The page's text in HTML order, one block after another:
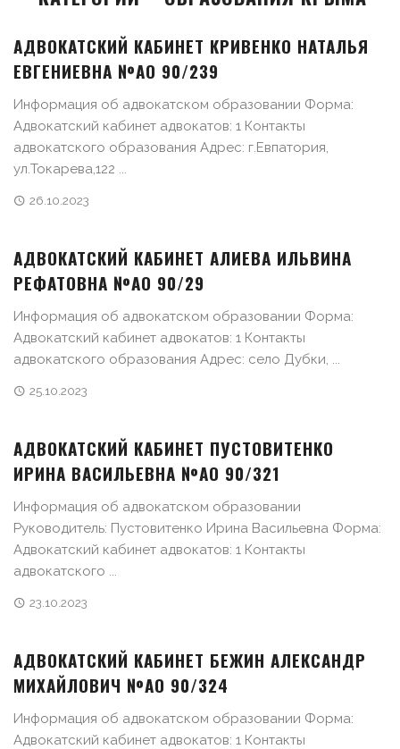
АДВОКАТСКИЙ КАБИНЕТ КРИВЕНКО НАТАЛЬЯ
ЕВГЕНИЕВНА №АО 90/239
Информация об адвокатском образовании Форма:
Адвокатский кабинет адвокатов: 1 Контакты
адвокатского образования Адрес: г.Евпатория,
ул.Токарева,122 ...
26.10.2023
АДВОКАТСКИЙ КАБИНЕТ АЛИЕВА ИЛЬВИНА
РЕФАТОВНА №АО 90/29
Информация об адвокатском образовании Форма:
Адвокатский кабинет адвокатов: 1 Контакты
адвокатского образования Адрес: село Дубки, ...
25.10.2023
АДВОКАТСКИЙ КАБИНЕТ ПУСТОВИТЕНКО
ИРИНА ВАСИЛЬЕВНА №АО 90/321
Информация об адвокатском образовании
Руководитель: Пустовитенко Ирина Васильевна Форма:
Адвокатский кабинет адвокатов: 1 Контакты
адвокатского ...
23.10.2023
АДВОКАТСКИЙ КАБИНЕТ БЕЖИН АЛЕКСАНДР
МИХАЙЛОВИЧ №АО 90/324
Информация об адвокатском образовании Форма:
Адвокатский кабинет адвокатов: 1 Контакты